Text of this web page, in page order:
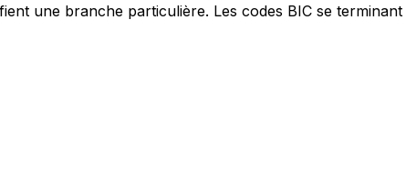
une branche particulière. Les codes BIC se